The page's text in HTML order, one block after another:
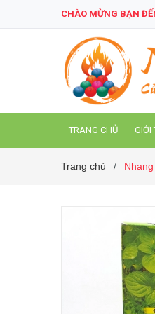
CHÀO MỪNG BẠN
TRANG CHỦ GIỚI
Trang chủ /